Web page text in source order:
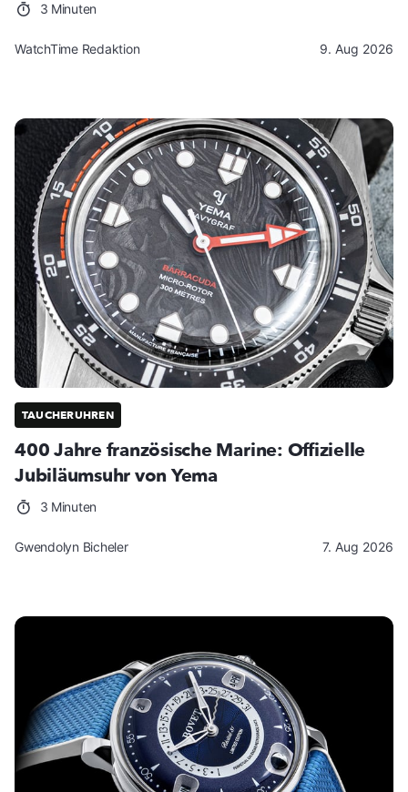
3 Minuten
WatchTime Redaktion 9. Aug 2026
TAUCHERUHREN
400 Jahre französische Marine: Offizielle
Jubiläumsuhr von Yema
3 Minuten
Gwendolyn Bicheler 7. Aug 2026